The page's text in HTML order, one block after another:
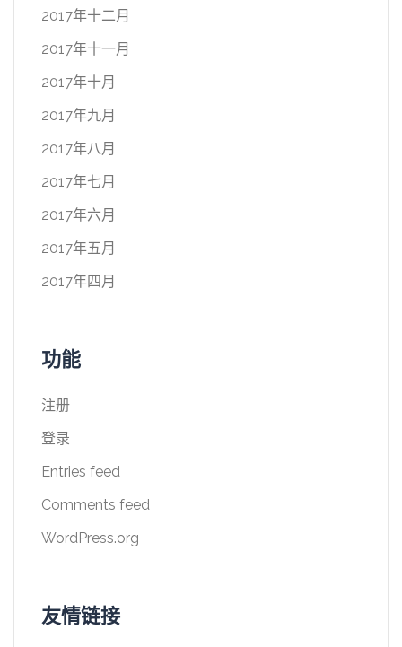
2017年十二月
2017年十一月
2017年十月
2017年九月
2017年八月
2017年七月
2017年六月
2017年五月
2017年四月
功能
注册
登录
Entries feed
Comments feed
WordPress.org
友情链接